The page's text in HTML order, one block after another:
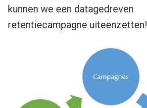
kunnen we een datagedreven
retentiecampagne uiteenzetten!